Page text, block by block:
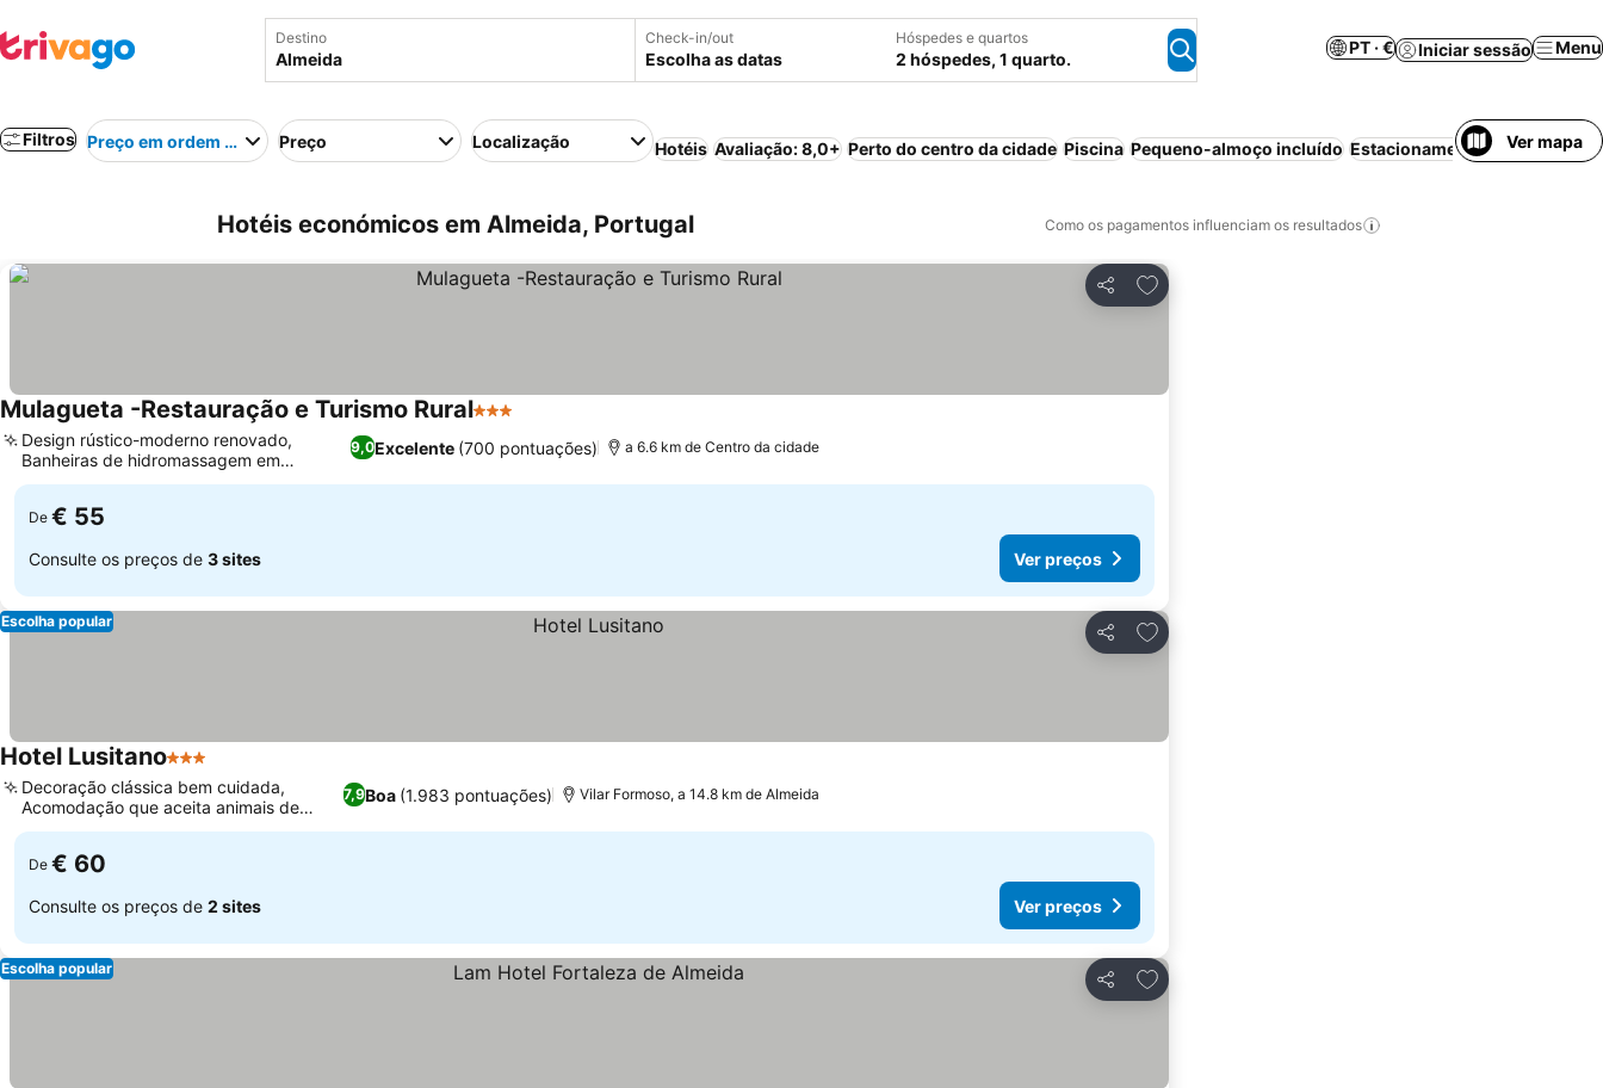
Destino Check-in/out
Escolha as datas
Hóspedes e quartos
2 hóspedes, 1 quarto.
PT · € Iniciar sessão Menu
Filtros Preço em ordem crescentePreço Localização Hotéis Avaliação: 8,0+ Perto do centro da cidade Piscina Pequeno-almoço incluído Estacionamento Spa Tudo
Ver mapa
Hotéis económicos em Almeida, Portugal Como os pagamentos influenciam os resultados
Partilhar
Adicionar aos favoritos
Mulagueta -Restauração e Turismo Rural3 Estrelas
9,0Excelente (700 pontuações)
Design rústico-moderno renovado,
Banheiras de hidromassagem em
banheiros privativos
a 6.6 km de Centro da cidade
De € 55
Consulte os preços de 3 sites Ver preços
Partilhar
Adicionar aos favoritos
Escolha popular
Hotel Lusitano3 Estrelas
7,9Boa (1.983 pontuações)
Decoração clássica bem cuidada,
Acomodação que aceita animais de
estimação
Vilar Formoso, a 14.8 km de Almeida
De € 60
Consulte os preços de 2 sites Ver preços
Partilhar
Adicionar aos favoritos
Escolha popular